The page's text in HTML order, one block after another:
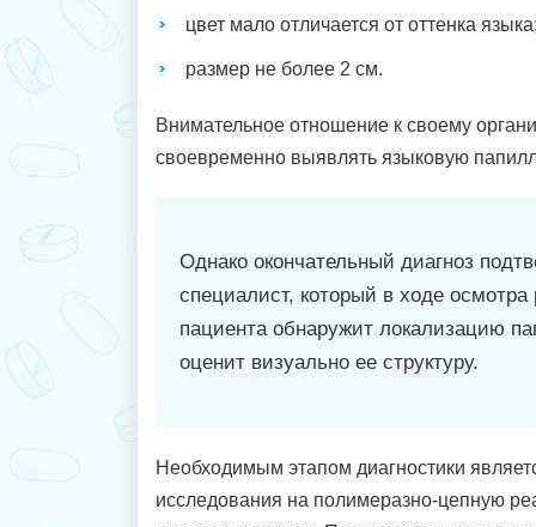
цвет мало отличается от оттенка
размер не более 2 см.
Внимательное отношение к своему
своевременно выявлять языковую
Однако окончательный диагноз
специалист, который в ходе осмотра
пациента обнаружит локализацию
оценит визуально ее структуру.
Необходимым этапом диагностики
исследования на полимеразно-цепную